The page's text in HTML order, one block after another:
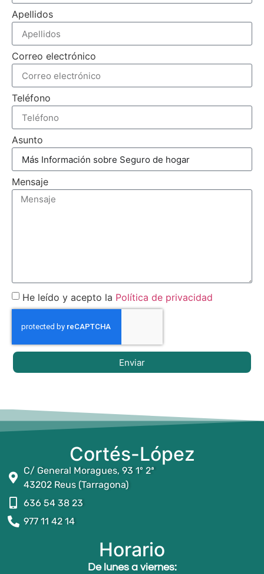
Apellidos
Correo electrónico
Teléfono
Asunto
Mensaje
He leído y acepto la Política de privacidad
Enviar
Cortés-López
C/ General Moragues, 93 1º 2ª
43202 Reus (Tarragona)
636 54 38 23
977 11 42 14
Horario
De lunes a viernes: